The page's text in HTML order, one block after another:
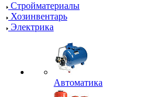
Стройматериалы
Хозинвентарь
Электрика
Автоматика